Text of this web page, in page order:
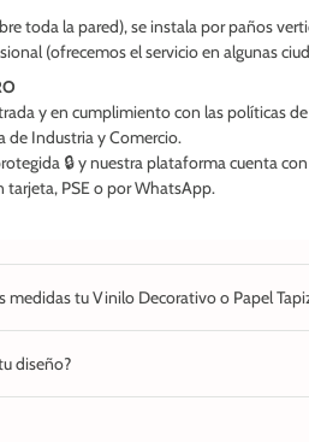
toda la pared), se instala por paños
(ofrecemos el servicio en algunas
y en cumplimiento con las políticas
de Industria y Comercio.
🔒 y nuestra plataforma cuenta
tarjeta, PSE o por WhatsApp.
medidas tu Vinilo Decorativo o Papel
diseño?